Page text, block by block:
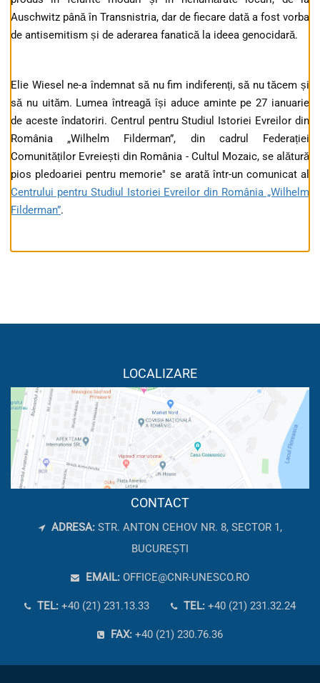
Auschwitz până în Transnistria, dar de fiecare dată a fost vorba
de antisemitism și de aderarea fanatică la ideea genocidară.
Elie Wiesel ne-a îndemnat să nu fim indiferenți, să nu tăcem și
să nu uităm. Lumea întreagă își aduce aminte pe 27 ianuarie
de aceste îndatoriri. Centrul pentru Studiul Istoriei Evreilor din
România „Wilhelm Filderman”, din cadrul Federației
Comunităților Evreiești din România - Cultul Mozaic, se alătură
pios pledoariei pentru memorie" se arată într-un comunicat al
Centrului pentru Studiul Istoriei Evreilor din România „Wilhelm
Filderman”.
LOCALIZARE
CONTACT
ADRESA: STR. ANTON CEHOV NR. 8, SECTOR 1,
BUCUREȘTI
EMAIL: OFFICE@CNR-UNESCO.RO
TEL: +40 (21) 231.13.33 TEL: +40 (21) 231.32.24
FAX: +40 (21) 230.76.36